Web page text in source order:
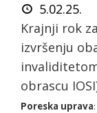
Aktuelno
Podaci
Linkovi
5.02.25.
Krajnji rok
izvršenju
obrascu
Poreska uprava: